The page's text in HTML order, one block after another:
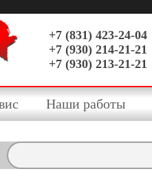
+7 (831) 423-24-04
+7 (930) 214-21-21
+7 (930) 213-21-21
Наши работы